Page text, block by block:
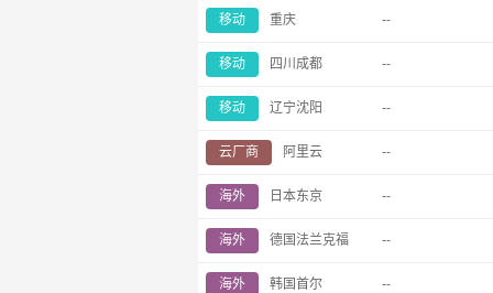
移动 重庆 --
移动 四川成都 --
移动 辽宁沈阳 --
云厂商 阿里云 --
海外 日本东京 --
海外 德国法兰克福 --
海外 韩国首尔 --